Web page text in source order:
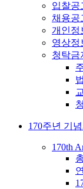
입찰공
채용공
개인정
영상정
청탁금
170주년 기
170th